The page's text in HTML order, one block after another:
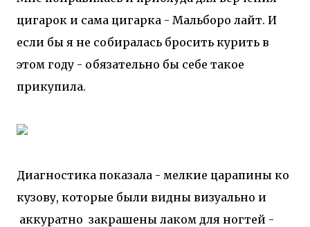
цигарок и сама цигарка - Мальборо лайт. И
если бы я не собиралась бросить курить в
этом году - обязательно бы себе такое
прикупила.
Диагностика показала - мелкие царапины ко
кузову, которые были видны визуально и
аккуратно закрашены лаком для ногтей -